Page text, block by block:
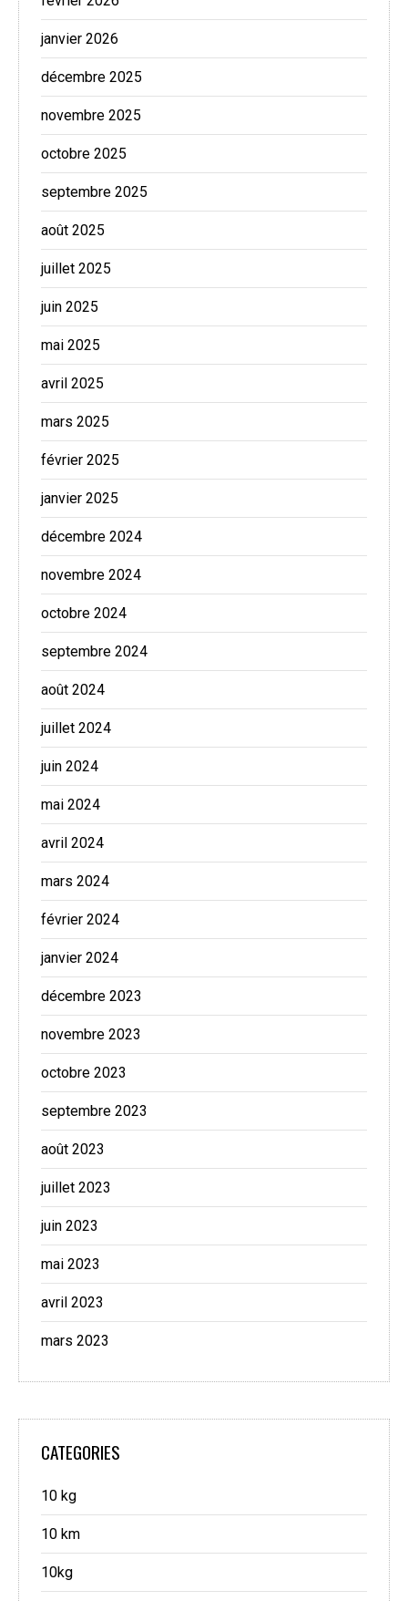
janvier 2026
décembre 2025
novembre 2025
octobre 2025
septembre 2025
août 2025
juillet 2025
juin 2025
mai 2025
avril 2025
mars 2025
février 2025
janvier 2025
décembre 2024
novembre 2024
octobre 2024
septembre 2024
août 2024
juillet 2024
juin 2024
mai 2024
avril 2024
mars 2024
février 2024
janvier 2024
décembre 2023
novembre 2023
octobre 2023
septembre 2023
août 2023
juillet 2023
juin 2023
mai 2023
avril 2023
mars 2023
CATEGORIES
10 kg
10 km
10kg